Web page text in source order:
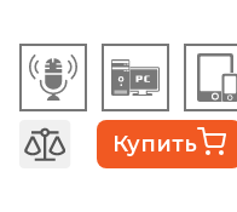
Купить